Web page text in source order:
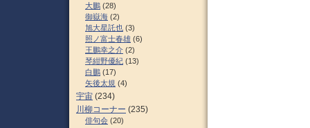
大鵬 (28)
御嶽海 (2)
旭大星託也 (3)
照ノ富士春雄 (6)
王鵬幸之介 (2)
琴紺野優紀 (13)
白鵬 (17)
矢後太規 (4)
宇宙 (234)
川柳コーナー (235)
俳句会 (20)